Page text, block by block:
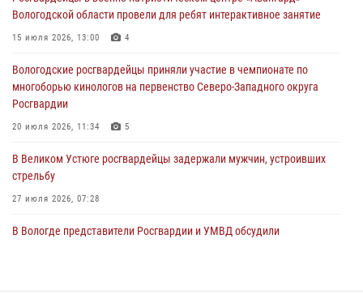
нарушителя на питбайке
31 июля 2026, 06:43
Вологодской области провели для ребят интерактивное занятие
15 июля 2026, 13:00 4
Вологодские росгвардейцы приняли участие в чемпионате по
многоборью кинологов на первенство Северо-Западного округа
Росгвардии
20 июля 2026, 11:34 5
В Великом Устюге росгвардейцы задержали мужчин, устроивших
стрельбу
27 июля 2026, 07:28
В Вологде представители Росгвардии и УМВД обсудили